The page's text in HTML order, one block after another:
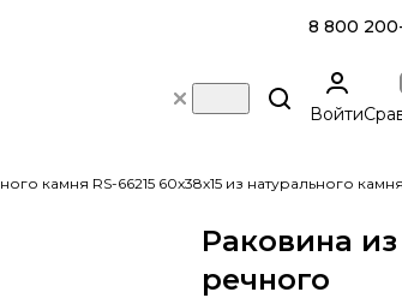
8 800
Войти
камня RS-66215 60х38х15 из натурального камня
Раковина из
речного